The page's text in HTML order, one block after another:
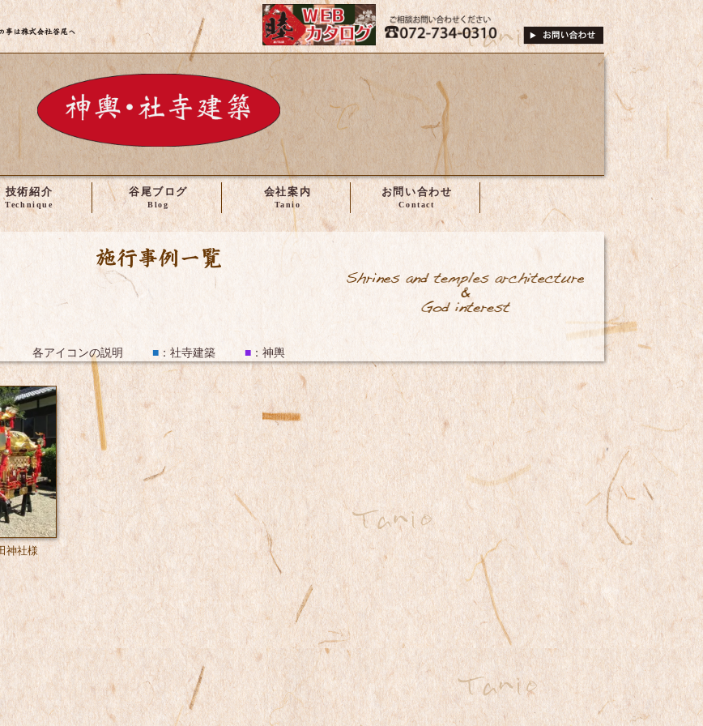
株式会社谷尾 | 神輿・社寺建築の修理や製作などは、株式会社谷尾へ ご相談・お問い合
072-734-0310
技術紹介 谷尾ブログ 会社案内 お問い合わせ
神輿・社寺建築
各アイコンの説明 ■ ： 社寺建築 ■ ： 神輿
神社様